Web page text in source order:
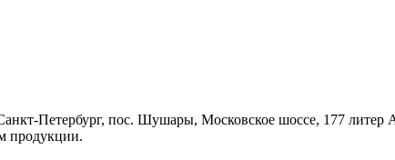
Петербург, пос. Шушары, Московское шоссе, 177
продукции.